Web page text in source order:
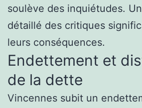
soulève des inquiétudes.
détaillé des critiques
leurs conséquences.
Endettement et
de la dette
Vincennes subit un